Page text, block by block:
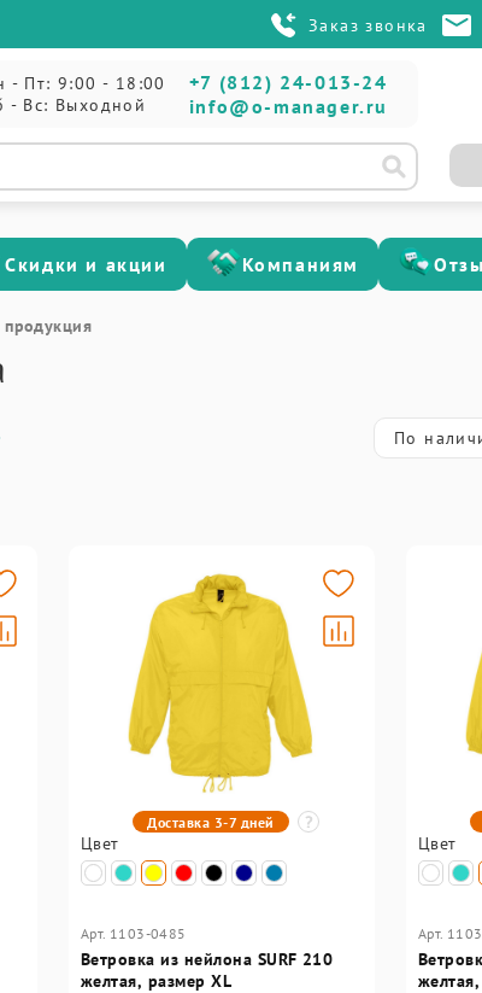
Заказ звонка
- Пт: 9:00 - 18:00
- Вс: Выходной
+7 (812) 24-013-24
info@o-manager.ru
Скидки и акции Компаниям
По
Доставка 3-7 дней
Цвет
Арт. 1103-0485
Ветровка из нейлона SURF 210
желтая, размер XL
Цвет
Арт.